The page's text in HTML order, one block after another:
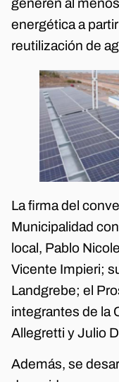
generen al
energética a
reutilización de
La firma del
Municipalidad
local, Pablo
Vicente Impieri;
Landgrebe; el
integrantes de la
Allegretti y Julio
Además, se